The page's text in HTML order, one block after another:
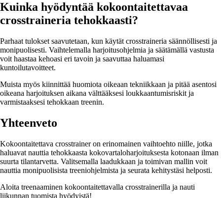
Kuinka hyödyntää kokoontaitettavaa
crosstraineria tehokkaasti?
Parhaat tulokset saavutetaan, kun käytät crosstraineria säännöllisesti ja
monipuolisesti. Vaihtelemalla harjoitusohjelmia ja säätämällä vastusta
voit haastaa kehoasi eri tavoin ja saavuttaa haluamasi
kuntoilutavoitteet.
Muista myös kiinnittää huomiota oikeaan tekniikkaan ja pitää asentosi
oikeana harjoituksen aikana välttääksesi loukkaantumisriskit ja
varmistaaksesi tehokkaan treenin.
Yhteenveto
Kokoontaitettava crosstrainer on erinomainen vaihtoehto niille, jotka
haluavat nauttia tehokkaasta kokovartaloharjoituksesta kotonaan ilman
suurta tilantarvetta. Valitsemalla laadukkaan ja toimivan mallin voit
nauttia monipuolisista treeniohjelmista ja seurata kehitystäsi helposti.
Aloita treenaaminen kokoontaitettavalla crosstrainerilla ja nauti
liikunnan tuomista hyödyistä!